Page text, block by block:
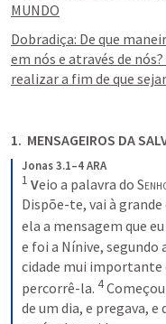
MUNDO
Dobradiça: De que
em nós e através de
realizar a fim de que
1. MENSAGEIROS DA
Jonas 3.1–4 ARA
1 Veio a palavra do
Dispõe-te, vai à
ela a mensagem que
e foi a Nínive, segundo
cidade mui importante
percorrê-la. 4
de um dia, e pregava,